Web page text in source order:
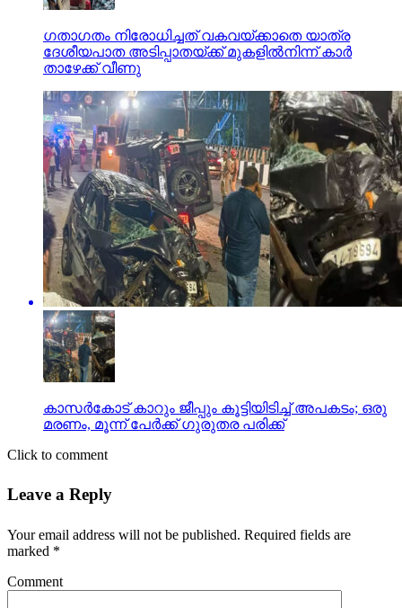
ഗതാഗതം നിരോധിച്ചത് വകവയ്ക്കാതെ യാത്ര
ദേശീയപാത അടിപ്പാതയ്ക്ക് മുകളില്‍നിന്ന് കാര്‍
താഴേക്ക് വീണു
കാസര്‍കോട് കാറും ജീപ്പും കൂട്ടിയിടിച്ച് അപകടം; ഒരു
മരണം, മൂന്ന് പേര്‍ക്ക് ഗുരുതര പരിക്ക്
Click to comment
Leave a Reply
Your email address will not be published. Required fields are
marked *
Comment